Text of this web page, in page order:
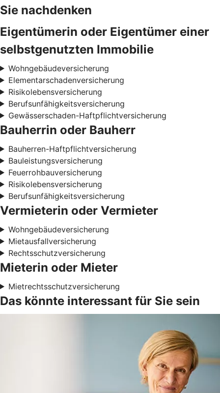
Sie nachdenken
Eigentümerin oder Eigentümer einer
selbstgenutzten Immobilie
Wohngebäudeversicherung
Elementarschadenversicherung
Risikolebensversicherung
Berufsunfähigkeitsversicherung
Gewässerschaden-Haftpflichtversicherung
Bauherrin oder Bauherr
Bauherren-Haftpflichtversicherung
Bauleistungsversicherung
Feuerrohbauversicherung
Risikolebensversicherung
Berufsunfähigkeitsversicherung
Vermieterin oder Vermieter
Wohngebäudeversicherung
Mietausfallversicherung
Rechtsschutzversicherung
Mieterin oder Mieter
Mietrechtsschutzversicherung
Das könnte interessant für Sie sein